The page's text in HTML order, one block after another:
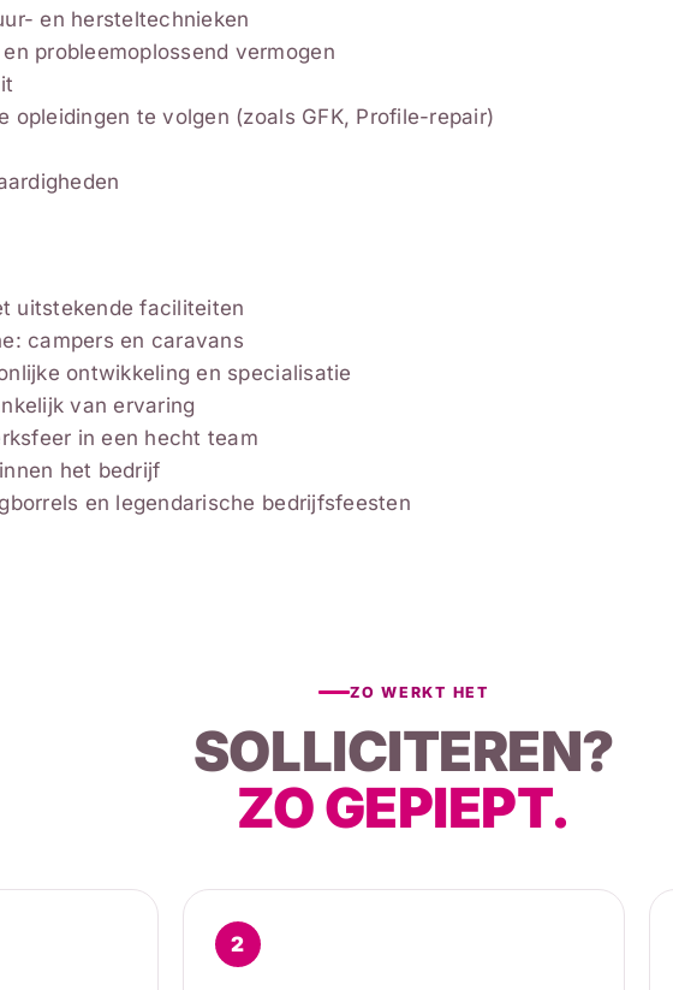
en hersteltechnieken
probleemoplossend vermogen
opleidingen te volgen (zoals GFK, Profile-repair)
uitstekende faciliteiten
campers en caravans
ontwikkeling en specialisatie
van ervaring
in een hecht team
het bedrijf
en legendarische bedrijfsfeesten
ZO WERKT HET
SOLLICITEREN?
ZO GEPIEPT.
2